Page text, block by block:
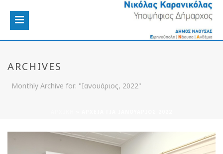
ARCHIVES
Monthly Archive for: "Ιανουάριος, 2022"